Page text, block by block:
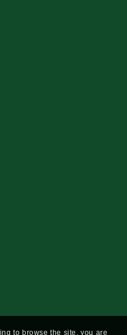
- Studiebureau
LE HOYE
to browse the site, you are